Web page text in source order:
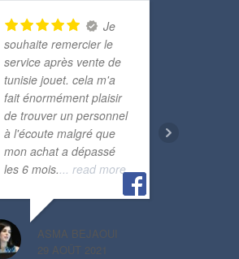
Je
souhaite remercier le
service après vente de
tunisie jouet. cela m'a
fait énormément plaisir
de trouver un personnel
à l'écoute malgré que
mon achat a dépassé
les 6 mois.... read more
ASMA BEJAOUI
29 AOÛT 2021